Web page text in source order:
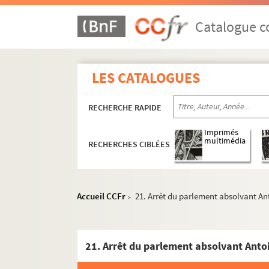
Catalogue
LES CATALOGUES
RECHERCHE RAPIDE
RECHERCHES CIBLÉES
Imprimés
multimédia
Accueil CCFr > 21. Arrêt du parlement absolvant